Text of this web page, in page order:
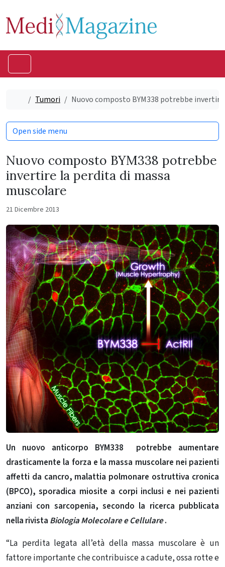
HomeTumori Nuovo composto BYM338 potrebbe
Nuovo composto BYM338 potrebbe
invertire la perdita di massa
muscolare
21 Dicembre 2013
Un nuovo anticorpo BYM338
potrebbe aumentare
drasticamente la forza e la massa muscolare nei pazienti
affetti da cancro, malattia polmonare ostruttiva cronica
(BPCO), sporadica miosite a corpi inclusi e nei pazienti
anziani con sarcopenia, secondo la ricerca pubblicata
nella rivista Biologia Molecolare e Cellulare.
“La perdita legata all’età della massa muscolare è un
fattore importante che contribuisce a cadute, ossa rotte e
Open side menu